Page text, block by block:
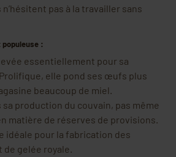
pas à la travailler sans
:
essentiellement pour sa
elle pond ses œufs plus
beaucoup de miel.
sa production du couvain, pas même
matière de réserves de provisions.
idéale pour la fabrication des
de gelée royale.